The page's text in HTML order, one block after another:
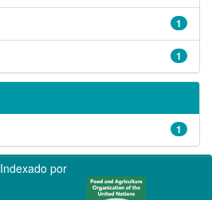
1
1
1
Indexado por